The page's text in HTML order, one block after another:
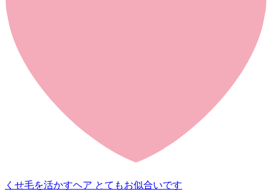
くせ毛を活かすヘア とてもお似合いです